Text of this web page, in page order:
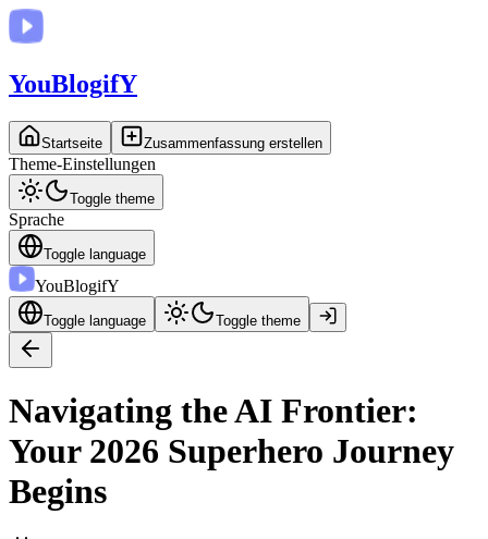
YouBlogifY
Startseite Zusammenfassung erstellen
Theme-Einstellungen
Toggle theme
Sprache
Toggle language
YouBlogifY
Toggle language Toggle theme
Navigating the AI Frontier:
Your 2026 Superhero Journey
Begins